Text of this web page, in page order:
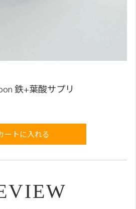
鉄+葉酸サプリ
ートに入れる